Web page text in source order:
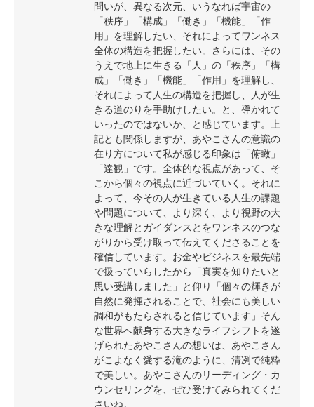
問いが、異なる次元、いうなれば宇宙の
「秩序」「構成」「働き」「機能」「作
用」を理解したい、それによってワンネス
全体の構造を把握したい。さらには、その
うえで地上に生きる「人」の「秩序」「構
成」「働き」「機能」「作用」を理解し、
それによって人生の構造を把握し、人が生
きる道のりを手助けしたい。と、導かれて
いったのではないか、と感じています。上
記とも関係しますが、あやこさんの意識の
在り方について私が感じる印象は「俯瞰」
「達観」です。全体的な視点があって、そ
こから個々の視点に近づいていく。それに
よって、今その人が生きている人生の課題
や問題について、より深く、より視野の大
きな理解とガイダンスとをワンネスのつな
がりから受け取って伝えてくださることを
確信しています。お金やビジネスを最先端
で扱っていらしたから「真実を知りたいと
思い受講しました」と仰り「個々の輝きが
自然に発揮されることで、社会にも美しい
調和がもたらされると信じています」そん
な世界へ献身する大きなライフシフトを遂
げられたあやこさんの想いは、あやこさん
がこよなく愛する滝のように、清冽で純粋
で美しい。あやこさんのリーディング・カ
ウンセリングを、ぜひ受けてみられてくだ
さいね。